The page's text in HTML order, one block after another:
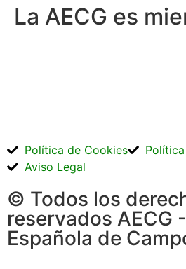
La AECG es
© Todos los
reservados AECG
Española de
Política de Cookies
Aviso Legal